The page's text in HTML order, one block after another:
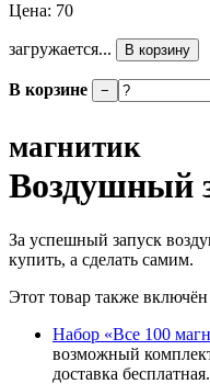
Цена: 70
загружается... В корзину
В корзине −
магнитик
Воздушный
За успешный запуск
купить, а сделать самим.
Этот товар также
Набор «Все 100
возможный
доставка бесплатная.